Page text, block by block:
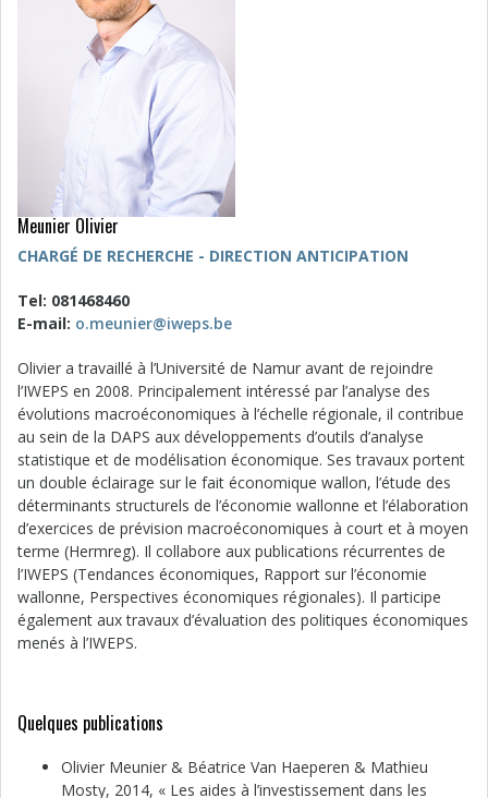
Meunier Olivier
CHARGÉ DE RECHERCHE - DIRECTION ANTICIPATION
Tel: 081468460
E-mail: o.meunier@iweps.be
Olivier a travaillé à l’Université de Namur avant de rejoindre
l’IWEPS en 2008. Principalement intéressé par l’analyse des
évolutions macroéconomiques à l’échelle régionale, il contribue
au sein de la DAPS aux développements d’outils d’analyse
statistique et de modélisation économique. Ses travaux portent
un double éclairage sur le fait économique wallon, l’étude des
déterminants structurels de l’économie wallonne et l’élaboration
d’exercices de prévision macroéconomiques à court et à moyen
terme (Hermreg). Il collabore aux publications récurrentes de
l’IWEPS (Tendances économiques, Rapport sur l’économie
wallonne, Perspectives économiques régionales). Il participe
également aux travaux d’évaluation des politiques économiques
menés à l’IWEPS.
Quelques publications
Olivier Meunier & Béatrice Van Haeperen & Mathieu
Mosty, 2014, « Les aides à l’investissement dans les